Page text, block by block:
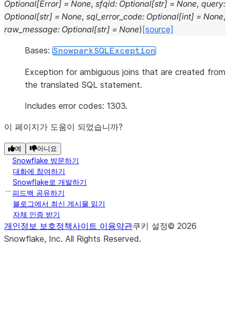
Optional[Error] = None, sfqid: Optional[str] = None, query:
Optional[str] = None, sql_error_code: Optional[int] = None,
raw_message: Optional[str] = None) [source]
Bases: SnowparkSQLException
Exception for ambiguous joins that are created from
the translated SQL statement.
Includes error codes: 1303.
이 페이지가 도움이 되었습니까?
예 아니요
Snowflake 방문하기
대화에 참여하기
Snowflake로 개발하기
피드백 공유하기
블로그에서 최신 게시물 읽기
자체 인증 받기
개인정보 보호정책사이트 이용약관쿠키 설정© 2026
Snowflake, Inc. All Rights Reserved.